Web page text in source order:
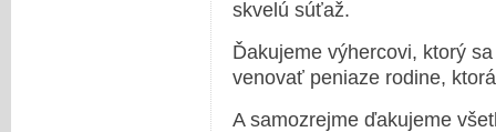
skvelú súťaž.
Ďakujeme výhercovi, ktorý
venovať peniaze rodine,
A samozrejme ďakujeme